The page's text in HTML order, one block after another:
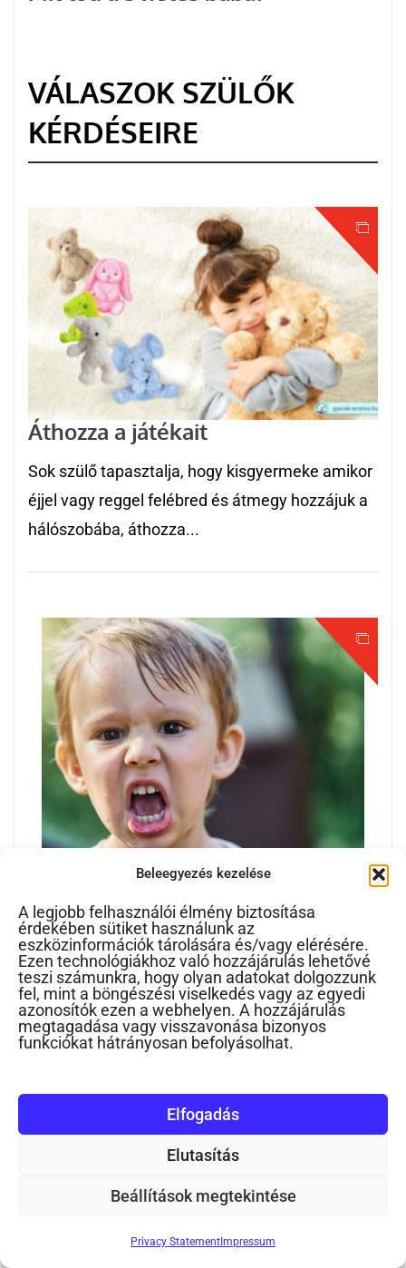
Beleegyezés kezelése
A legjobb felhasználói élmény biztosítása
érdekében sütiket használunk az
eszközinformációk tárolására és/vagy elérésére.
Ezen technológiákhoz való hozzájárulás lehetővé
teszi számunkra, hogy olyan adatokat dolgozzunk
fel, mint a böngészési viselkedés vagy az egyedi
azonosítók ezen a webhelyen. A hozzájárulás
megtagadása vagy visszavonása bizonyos
funkciókat hátrányosan befolyásolhat.
Elfogadás
Elutasítás
Beállítások megtekintése
Privacy Statement Impressum
VÁLASZOK SZÜLŐK
KÉRDÉSEIRE
Áthozza a játékait
Sok szülő tapasztalja, hogy kisgyermeke amikor
éjjel vagy reggel felébred és átmegy hozzájuk a
hálószobába, áthozza...
Bántja a kicsit
„Van két kisfiam, 4 és 2 évesek. A nagyobbik
mostanában rendszeresen bántja a kicsit,
valamint a...